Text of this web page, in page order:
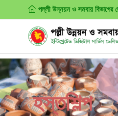
পল্লী উন্নয়ন ও সমবায় বিভাগের
হস্তশিল্প